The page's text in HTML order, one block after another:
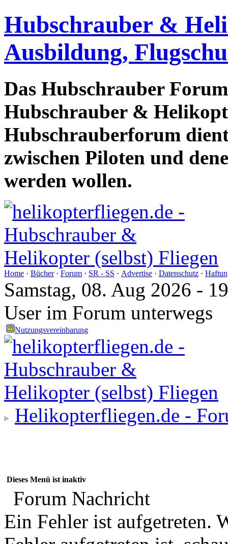
Hubschrauber &
Ausbildung,
Das Hubschrauber
Hubschrauber &
Hubschrauberforum
zwischen Piloten und
werden wollen.
Home · Bücher· Forum · SR - SS · Advertise · Datenschutz ·
Samstag, 08. Aug 2026 -
User im Forum unterwegs
Nutzungsvereinbarung
Helikopterfliegen.de -
Dieses Menü ist inaktiv
Forum Nachricht
Ein Fehler ist aufgetreten.